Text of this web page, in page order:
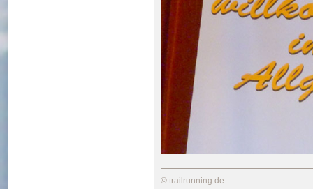
© trailrunning.de